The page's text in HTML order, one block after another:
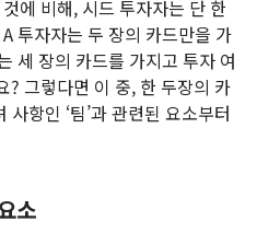
에 비해, 시드 투자자는 단 한
투자자는 두 장의 카드만을 가
세 장의 카드를 가지고 투자 여
? 그렇다면 이 중, 한 두장의 카
항인 ‘팀’과 관련된 요소부터
소